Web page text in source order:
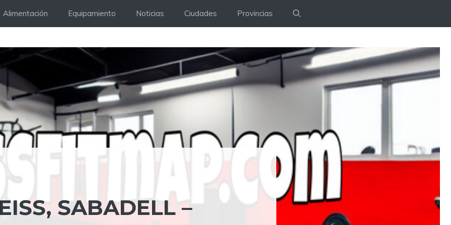
Alimentación Equipamiento Noticias Ciudades Provincias
SABADELL –